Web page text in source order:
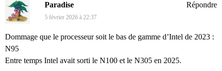
Paradise
5 février 2026 à 22:37
Dommage que le processeur soit le bas de gamme d’Intel de 2023 :
N95
Entre temps Intel avait sorti le N100 et le N305 en 2025.
Répondre